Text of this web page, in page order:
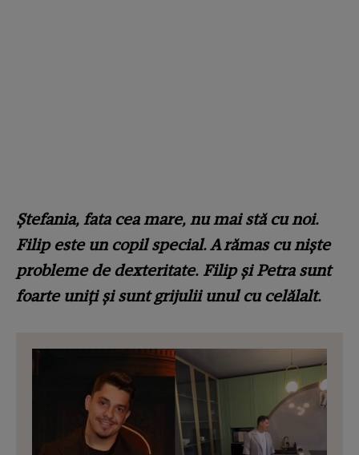
Ștefania, fata cea mare, nu mai stă cu noi.
Filip este un copil special. A rămas cu niște
probleme de dexteritate. Filip și Petra sunt
foarte uniți și sunt grijulii unul cu celălalt.